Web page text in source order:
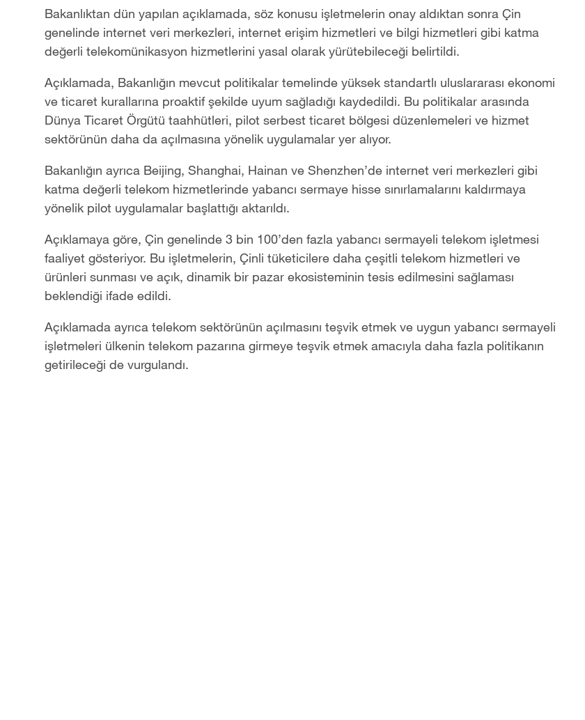
Bakanlıktan dün yapılan açıklamada, söz konusu işletmelerin onay aldıktan sonra Çin
genelinde internet veri merkezleri, internet erişim hizmetleri ve bilgi hizmetleri gibi katma
değerli telekomünikasyon hizmetlerini yasal olarak yürütebileceği belirtildi.
Açıklamada, Bakanlığın mevcut politikalar temelinde yüksek standartlı uluslararası ekonomi
ve ticaret kurallarına proaktif şekilde uyum sağladığı kaydedildi. Bu politikalar arasında
Dünya Ticaret Örgütü taahhütleri, pilot serbest ticaret bölgesi düzenlemeleri ve hizmet
sektörünün daha da açılmasına yönelik uygulamalar yer alıyor.
Bakanlığın ayrıca Beijing, Shanghai, Hainan ve Shenzhen’de internet veri merkezleri gibi
katma değerli telekom hizmetlerinde yabancı sermaye hisse sınırlamalarını kaldırmaya
yönelik pilot uygulamalar başlattığı aktarıldı.
Açıklamaya göre, Çin genelinde 3 bin 100’den fazla yabancı sermayeli telekom işletmesi
faaliyet gösteriyor. Bu işletmelerin, Çinli tüketicilere daha çeşitli telekom hizmetleri ve
ürünleri sunması ve açık, dinamik bir pazar ekosisteminin tesis edilmesini sağlaması
beklendiği ifade edildi.
Açıklamada ayrıca telekom sektörünün açılmasını teşvik etmek ve uygun yabancı sermayeli
işletmeleri ülkenin telekom pazarına girmeye teşvik etmek amacıyla daha fazla politikanın
getirileceği de vurgulandı.